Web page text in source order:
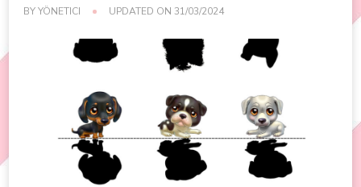
BYYÖNETICI UPDATED ON 31/03/2024